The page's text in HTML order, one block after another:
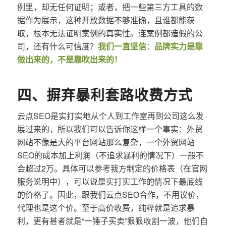
例里，却无任何证明；或者，把一些第三方工具的数
据作为展示，这种开放数据不够准确，且谁都能获
取，根本无法证明案例的真实性。连案例都造假的公
司，还有什么可信度？ 我们一直坚信：品牌实力是靠
做出来的，不是靠吹出来的！
四、摒弃暴利套路收费方式
云点SEO是实打实地从个人到工作室再到公司这么发
展过来的，所以我们可以告诉你这样一个事实：外贸
网站不像是大的平台网站那么复杂，一个外贸网站
SEO的成本加上利润（不追求暴利的情况下）一般不
会超过2万。具体可以参考我方制定的价格表（在官网
服务说明中），可以说是实打实工作的情况下最底线
的价格了。因此，跟我们云点SEO合作，不用议价，
代理也是这个价。至于高价收费，纯粹就是追求暴
利，更有甚者就是“一锤子买卖”狠狠收割一波，他们自